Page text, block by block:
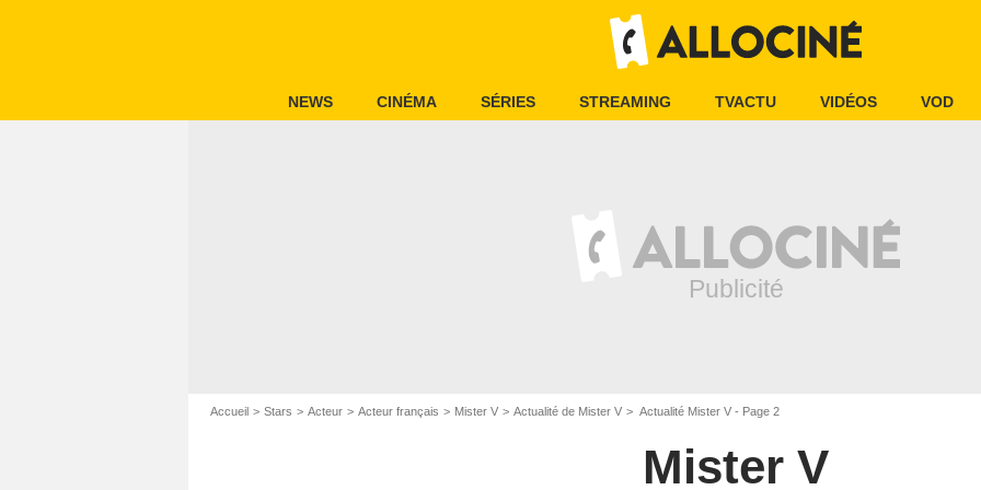
NEWS CINÉMA SÉRIES STREAMING TVACTU VIDÉOS VOD
Accueil Stars Acteur Acteur français Mister V Actualité de Mister V Actualité Mister V - Page 2
Mister V